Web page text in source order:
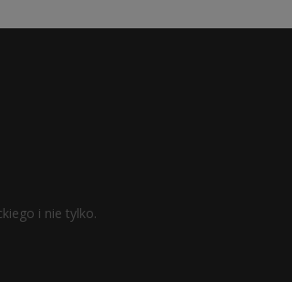
i nie tylko.